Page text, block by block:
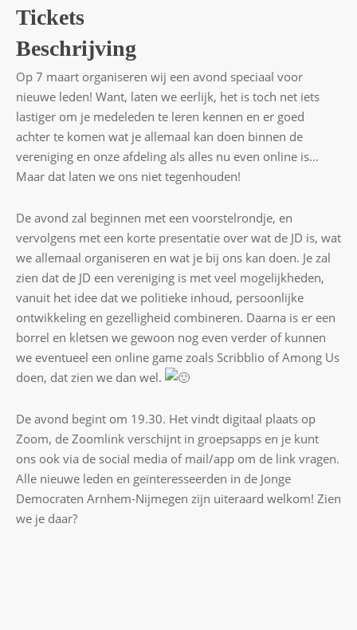
Tickets
Beschrijving
Op 7 maart organiseren wij een avond speciaal voor
nieuwe leden! Want, laten we eerlijk, het is toch net iets
lastiger om je medeleden te leren kennen en er goed
achter te komen wat je allemaal kan doen binnen de
vereniging en onze afdeling als alles nu even online is…
Maar dat laten we ons niet tegenhouden!
De avond zal beginnen met een voorstelrondje, en
vervolgens met een korte presentatie over wat de JD is, wat
we allemaal organiseren en wat je bij ons kan doen. Je zal
zien dat de JD een vereniging is met veel mogelijkheden,
vanuit het idee dat we politieke inhoud, persoonlijke
ontwikkeling en gezelligheid combineren. Daarna is er een
borrel en kletsen we gewoon nog even verder of kunnen
we eventueel een online game zoals Scribblio of Among Us
doen, dat zien we dan wel.
De avond begint om 19.30. Het vindt digitaal plaats op
Zoom, de Zoomlink verschijnt in groepsapps en je kunt
ons ook via de social media of mail/app om de link vragen.
Alle nieuwe leden en geïnteresseerden in de Jonge
Democraten Arnhem-Nijmegen zijn uiteraard welkom! Zien
we je daar?